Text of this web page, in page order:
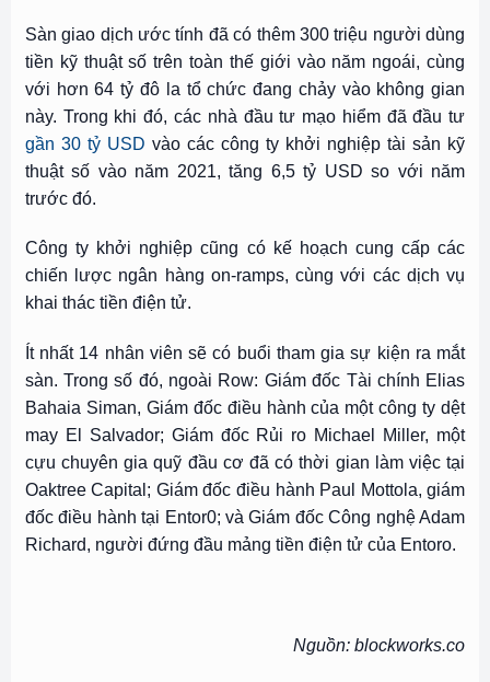
Sàn giao dịch ước tính đã có thêm 300 triệu người dùng
tiền kỹ thuật số trên toàn thế giới vào năm ngoái, cùng
với hơn 64 tỷ đô la tổ chức đang chảy vào không gian
này. Trong khi đó, các nhà đầu tư mạo hiểm đã đầu tư
gần 30 tỷ USD vào các công ty khởi nghiệp tài sản kỹ
thuật số vào năm 2021, tăng 6,5 tỷ USD so với năm
trước đó.
Công ty khởi nghiệp cũng có kế hoạch cung cấp các
chiến lược ngân hàng on-ramps, cùng với các dịch vụ
khai thác tiền điện tử.
Ít nhất 14 nhân viên sẽ có buổi tham gia sự kiện ra mắt
sàn. Trong số đó, ngoài Row: Giám đốc Tài chính Elias
Bahaia Siman, Giám đốc điều hành của một công ty dệt
may El Salvador; Giám đốc Rủi ro Michael Miller, một
cựu chuyên gia quỹ đầu cơ đã có thời gian làm việc tại
Oaktree Capital; Giám đốc điều hành Paul Mottola, giám
đốc điều hành tại Entor0; và Giám đốc Công nghệ Adam
Richard, người đứng đầu mảng tiền điện tử của Entoro.
Nguồn: blockworks.co